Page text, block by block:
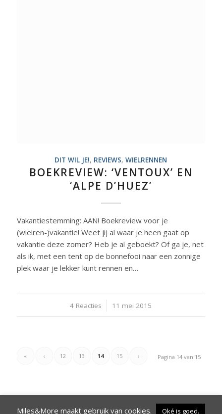
DIT WIL JE!, REVIEWS,WIELRENNEN
BOEKREVIEW: ‘VENTOUX’ EN
‘ALPE D’HUEZ’
Vakantiestemming: AAN! Boekreview voor je
(wielren-)vakantie! Weet jij al waar je heen gaat op
vakantie deze zomer? Heb je al geboekt? Of ga je, net
als ik, met een tent op de bonnefooi naar een zonnige
plek waar je lekker kunt rennen en…
4 Reacties
/ 11 mei 2015
Pagina 14 van 15
« ‹ 12 13 14 15 ›
Miles&More maakt gebruik van cookies. Oké is goed.